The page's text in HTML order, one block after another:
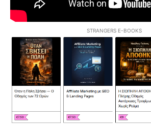
STRANGERS E-BOOKS